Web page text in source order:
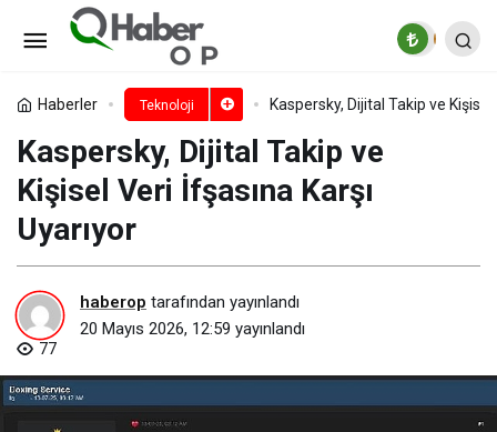
Haberler Teknoloji Kaspersky, Dijital Takip ve Kişisel
Kaspersky, Dijital Takip ve
Kişisel Veri İfşasına Karşı
Uyarıyor
haberop tarafından yayınlandı
20 Mayıs 2026, 12:59 yayınlandı
77
SAS Customer Intelligence 360,
Genişletilmiş Ajan Tabanlı Yapay Zeka
Yeteneklerini Tanıttı
Yorum Yap